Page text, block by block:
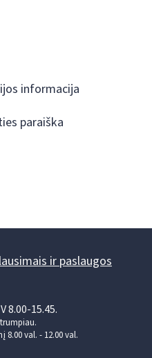
informacija
paraiška
ir paslaugos
8.00-15.45.
val. - 12.00 val.